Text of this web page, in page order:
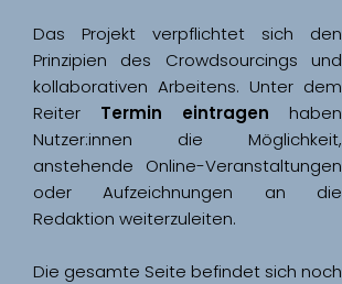
Das Projekt verpflichtet sich den
Prinzipien des Crowdsourcings und
kollaborativen Arbeitens. Unter dem
Reiter Termin eintragen haben
Nutzer:innen die Möglichkeit,
anstehende Online-Veranstaltungen
oder Aufzeichnungen an die
Redaktion weiterzuleiten.
Die gesamte Seite befindet sich noch